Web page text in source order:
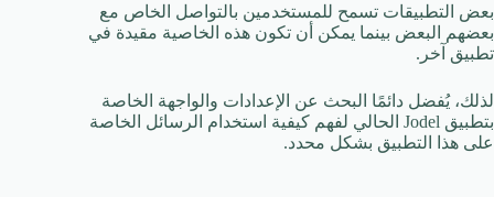
بعض التطبيقات تسمح للمستخدمين بالتواصل الخاص مع
بعضهم البعض بينما يمكن أن تكون هذه الخاصية مقيدة في
تطبيق آخر.
لذلك، يُفضل دائمًا البحث عن الإعدادات والواجهة الخاصة
بتطبيق Jodel الحالي لفهم كيفية استخدام الرسائل الخاصة
على هذا التطبيق بشكل محدد.